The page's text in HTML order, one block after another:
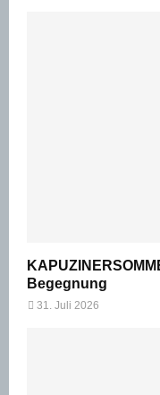
Begegnung
31. Juli 2026